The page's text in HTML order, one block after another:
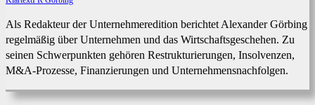
Als Redakteur der Unternehmeredition berichtet Alexander Görbing
regelmäßig über Unternehmen und das Wirtschaftsgeschehen. Zu
seinen Schwerpunkten gehören Restrukturierungen, Insolvenzen,
M&A-Prozesse, Finanzierungen und Unternehmensnachfolgen.